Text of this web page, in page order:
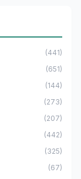
(441)
(651)
(144)
(273)
(207)
(442)
(325)
(67)